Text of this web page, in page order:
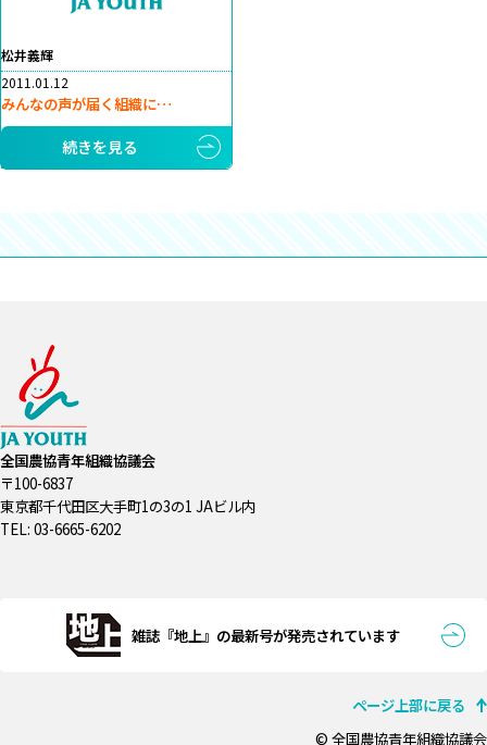
松井義輝
2011.01.12
みんなの声が届く組織に…
続きを見る
全国農協青年組織協議会
〒100-6837
東京都千代田区大手町1の3の1 JAビル内
TEL: 03-6665-6202
雑誌『地上』の最新号が発売されています
ページ上部に戻る
© 全国農協青年組織協議会